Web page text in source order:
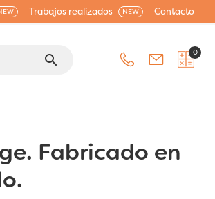
Trabajos realizados NEW Contacto
search 0
Fabricado en